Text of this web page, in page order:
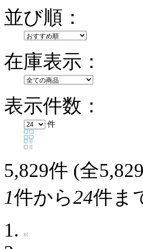
並び順：
在庫表示：
表示件数：
件
5,829件 (全
1件から24件ま